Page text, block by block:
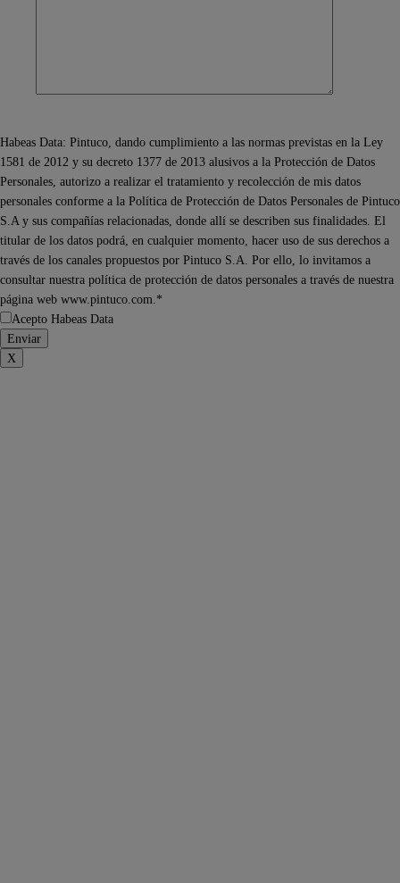
Habeas Data: Pintuco, dando cumplimiento a las normas previstas en la Ley
1581 de 2012 y su decreto 1377 de 2013 alusivos a la Protección de Datos
Personales, autorizo a realizar el tratamiento y recolección de mis datos
personales conforme a la Política de Protección de Datos Personales de Pintuco
S.A y sus compañías relacionadas, donde allí se describen sus finalidades. El
titular de los datos podrá, en cualquier momento, hacer uso de sus derechos a
través de los canales propuestos por Pintuco S.A. Por ello, lo invitamos a
consultar nuestra política de protección de datos personales a través de nuestra
página web www.pintuco.com.*
Acepto Habeas Data
X